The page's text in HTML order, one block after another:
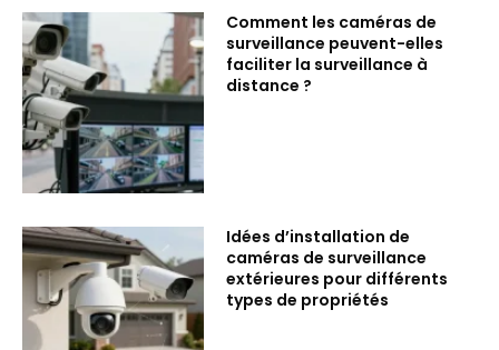
Comment les caméras de
surveillance peuvent-elles
faciliter la surveillance à
distance ?
Idées d’installation de
caméras de surveillance
extérieures pour différents
types de propriétés